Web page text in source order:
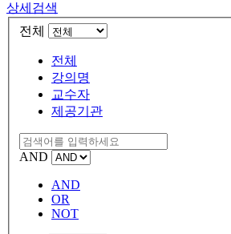
상세검색
전체
전체
강의명
교수자
제공기관
AND
AND
OR
NOT